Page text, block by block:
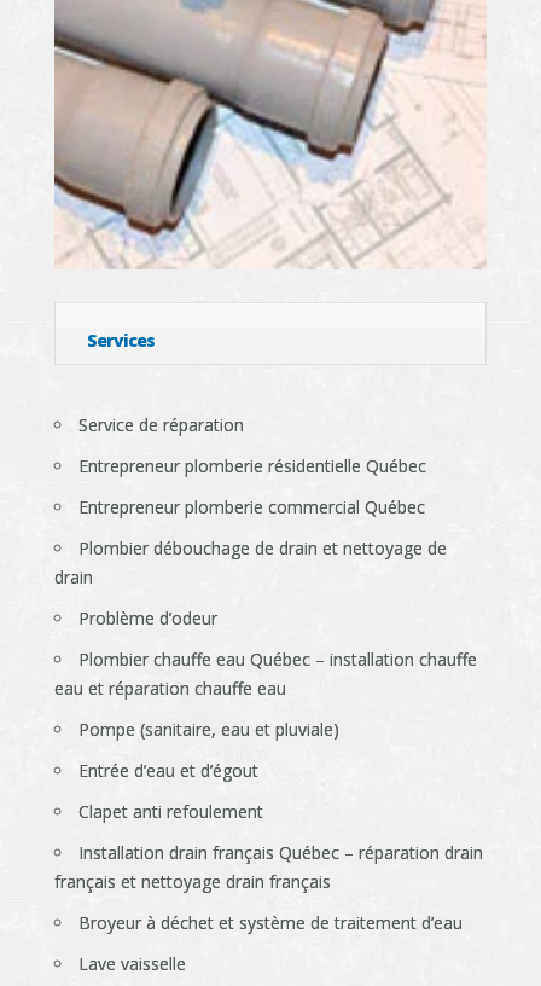
Services
Service de réparation
Entrepreneur plomberie résidentielle Québec
Entrepreneur plomberie commercial Québec
Plombier débouchage de drain et nettoyage de
drain
Problème d’odeur
Plombier chauffe eau Québec – installation chauffe
eau et réparation chauffe eau
Pompe (sanitaire, eau et pluviale)
Entrée d’eau et d’égout
Clapet anti refoulement
Installation drain français Québec – réparation drain
français et nettoyage drain français
Broyeur à déchet et système de traitement d’eau
Lave vaisselle